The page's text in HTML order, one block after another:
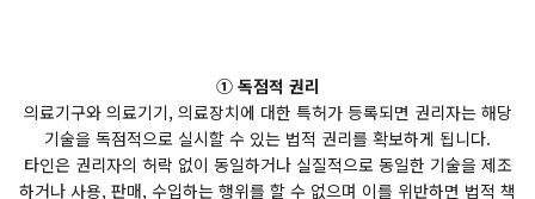
① 독점적 권리
의료기구와 의료기기, 의료장치에 대한 특허가 등록되면 권리자는 해당
기술을 독점적으로 실시할 수 있는 법적 권리를 확보하게 됩니다.
타인은 권리자의 허락 없이 동일하거나 실질적으로 동일한 기술을 제조
하거나 사용, 판매, 수입하는 행위를 할 수 없으며 이를 위반하면 법적 책